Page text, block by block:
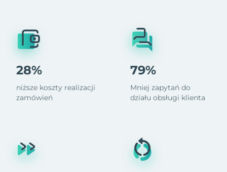
28%
niższe koszty realizacji
zamówień
79%
Mniej zapytań do
działu obsługi klienta